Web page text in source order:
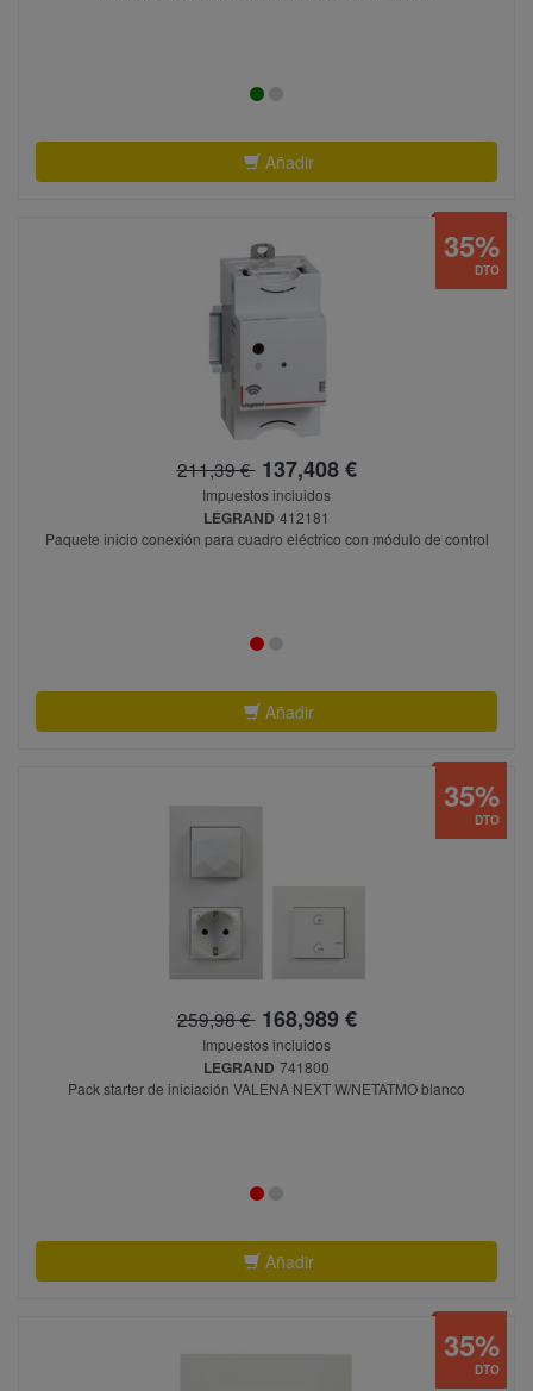
Añadir
211,39 €137,408 €
Impuestos incluidos
LEGRAND 412181
Paquete inicio conexión para cuadro eléctrico con módulo de control
Añadir
DTO
35%
259,98 €168,989 €
Impuestos incluidos
LEGRAND 741800
Pack starter de iniciación VALENA NEXT W/NETATMO blanco
Añadir
DTO
35%
DTO
35%